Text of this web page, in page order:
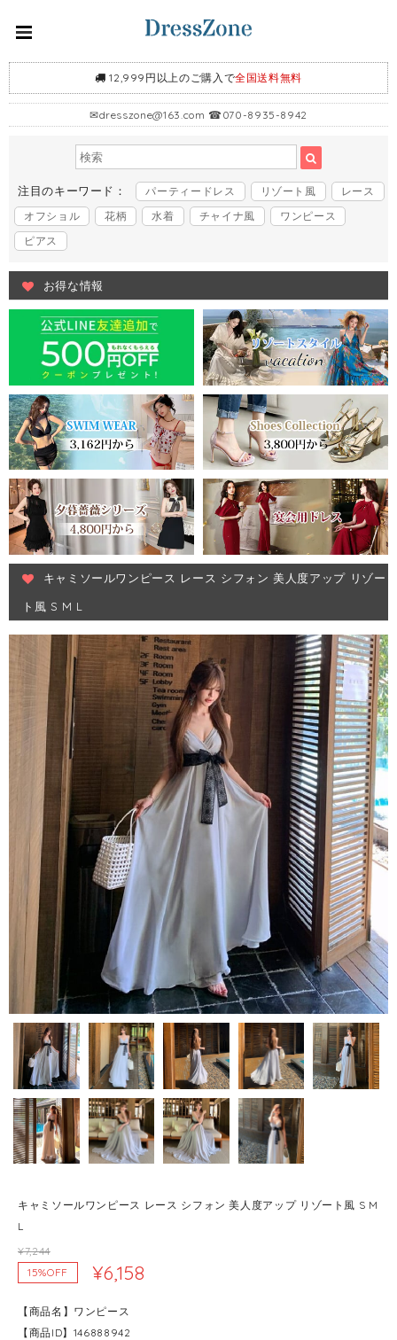
12,999円以上のご購入で全国送料無料
✉dresszone@163.com ☎070-8935-8942
注目のキーワード： パーティードレス リゾート風
レース
オフショル
花柄 水着 チャイナ風
ワンピース
ピアス
お得な情報
キャミソールワンピース レース シフォン 美人度アップ リゾー
ト風 S M L
キャミソールワンピース レース シフォン 美人度アップ リゾート風 S M
L
¥7,244
15%OFF
¥6,158
【商品名】ワンピース
【商品ID】146888942